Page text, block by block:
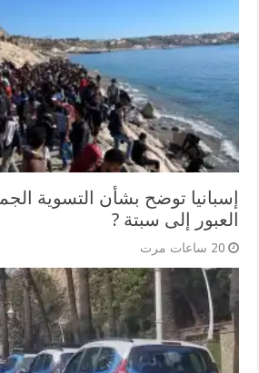
إسبانيا توضح بشأن التسوية
العبور إلى سبتة ?
20 ساعات مرت